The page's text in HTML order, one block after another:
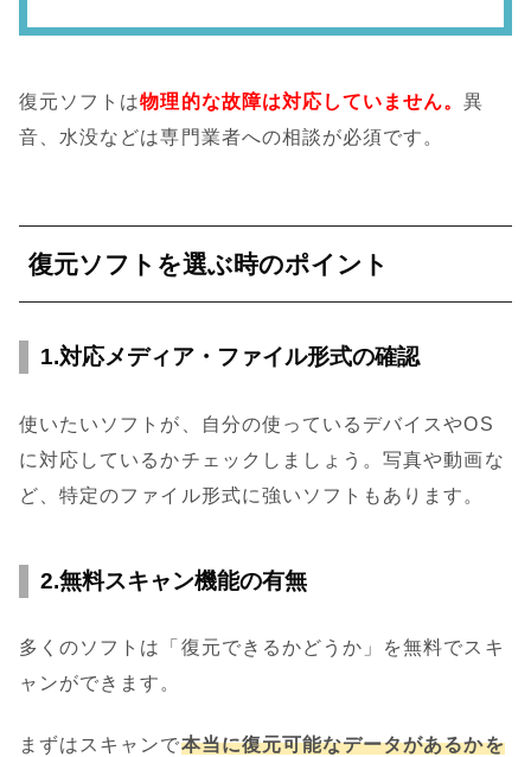
復元ソフトは物理的な故障は対応していません。異
音、水没などは専門業者への相談が必須です。
復元ソフトを選ぶ時のポイント
1.対応メディア・ファイル形式の確認
使いたいソフトが、自分の使っているデバイスやOS
に対応しているかチェックしましょう。写真や動画な
ど、特定のファイル形式に強いソフトもあります。
2.無料スキャン機能の有無
多くのソフトは「復元できるかどうか」を無料でスキ
ャンができます。
まずはスキャンで本当に復元可能なデータがあるかを